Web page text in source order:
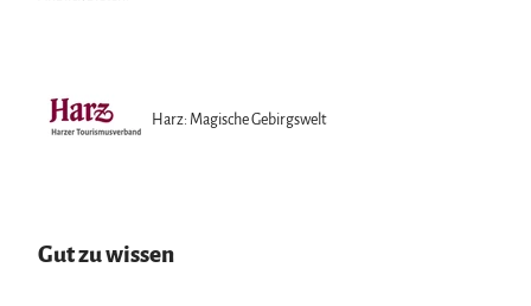
Harz: Magische Gebirgswelt
Gut zu wissen